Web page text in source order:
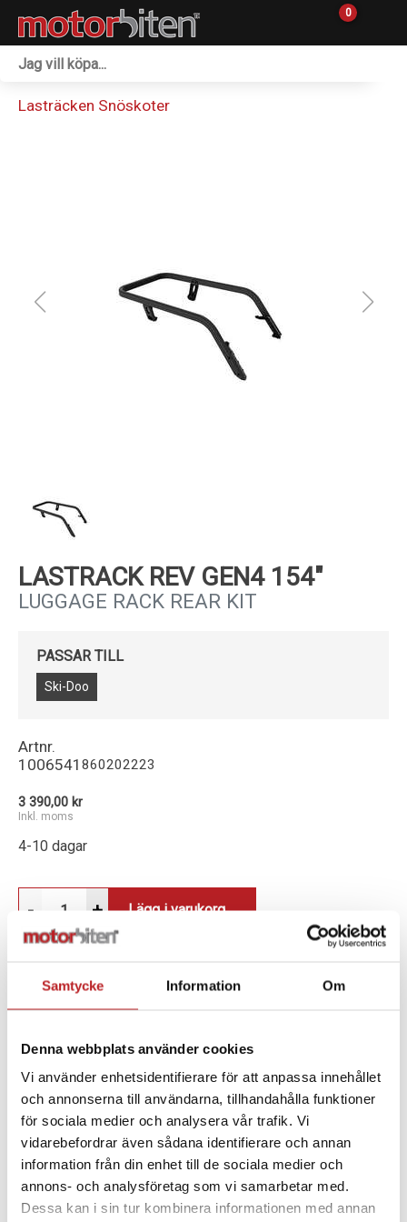
Samtycke Information Om
Denna webbplats använder cookies
Vi använder enhetsidentifierare för att anpassa innehållet
och annonserna till användarna, tillhandahålla funktioner
för sociala medier och analysera vår trafik. Vi
vidarebefordrar även sådana identifierare och annan
information från din enhet till de sociala medier och
annons- och analysföretag som vi samarbetar med.
Dessa kan i sin tur kombinera informationen med annan
0
Reservdelar
Lasträcken Snöskoter
LASTRACK REV GEN4 154"
LUGGAGE RACK REAR KIT
PASSAR TILL
Ski-Doo
Artnr.
1006541 860202223
3 390,00 kr
Inkl. moms
4-10 dagar
- + Lägg i varukorg
BESKRIVNING
Maximerar tunnelns lastkapacitet. Integrerade
fästpunkter för remmar eller fastsurrningar. Ger
ökade möjligheter med fästen för LinQ-
verktygshållare (860201846). REV Gen4 154'' Summit
SP, Tundra.